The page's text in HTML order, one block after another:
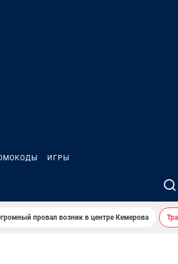
ИГРЫ
провал возник в центре Кемерова